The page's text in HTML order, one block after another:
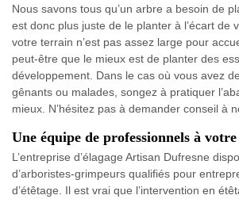
Nous savons tous qu’un arbre a besoin de
est donc plus juste de le planter à l’écart de
votre terrain n’est pas assez large pour
peut-être que le mieux est de planter des
développement. Dans le cas où vous avez
gênants ou malades, songez à pratiquer
mieux. N’hésitez pas à demander conseil à
Une équipe de professionnels à
L’entreprise d’élagage Artisan Dufresne
d’arboristes-grimpeurs qualifiés pour
d’étêtage. Il est vrai que l’intervention en